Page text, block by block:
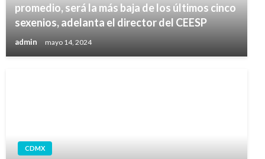
promedio, será la más baja de los últimos cinco
sexenios, adelanta el director del CEESP
admin mayo 14, 2024
CDMX